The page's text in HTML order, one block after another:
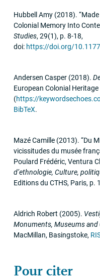
Hubbell Amy (2018).
Colonial Memory Into
Studies, 29(1), p. 8-18,
doi: https://doi.org/
Andersen Casper (2018).
European Colonial
(https://
BibTeX.
Mazé Camille (2013). “Du
vicissitudes du musée
Poulard Frédéric, Ventura
d’ethnologie, Culture,
Editions du CTHS, Paris, p.
Aldrich Robert (2005).
Monuments, Museums and
MacMillan, Basingstoke,
Pour citer